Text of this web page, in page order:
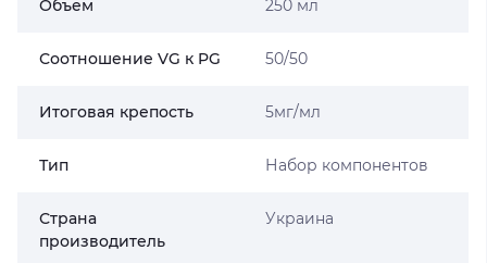
Объем 250 мл
Соотношение VG к PG 50/50
Итоговая крепость 5мг/мл
Тип Набор компонентов
Страна
производитель
Украина